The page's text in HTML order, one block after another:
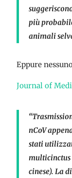
più
animali
Eppure
Journal of
nCoV
stati
multicinctus
cinese). La